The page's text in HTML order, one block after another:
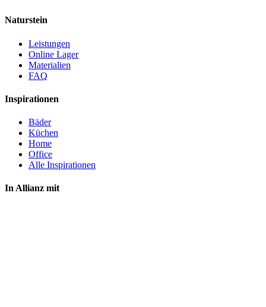
Naturstein
Leistungen
Online Lager
Materialien
FAQ
Inspirationen
Bäder
Küchen
Home
Office
Alle Inspirationen
In Allianz mit